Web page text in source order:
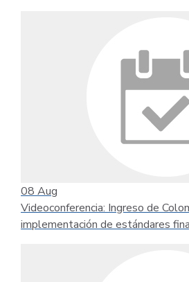
08 Aug
Videoconferencia: Ingreso de
implementación de estándares